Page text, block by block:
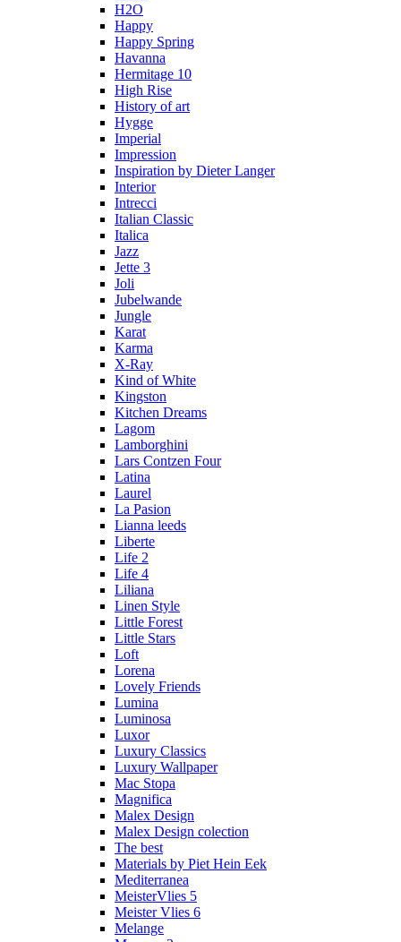
H2O
Happy
Happy Spring
Havanna
Hermitage 10
High Rise
History of art
Hygge
Imperial
Impression
Inspiration by Dieter Langer
Interior
Intrecci
Italian Classic
Italica
Jazz
Jette 3
Joli
Jubelwande
Jungle
Karat
Karma
Х-Ray
Kind of White
Kingston
Kitchen Dreams
Lagom
Lamborghini
Lars Contzen Four
Latina
Laurel
La Pasion
Lianna leeds
Liberte
Life 2
Life 4
Liliana
Linen Style
Little Forest
Little Stars
Loft
Lorena
Lovely Friends
Lumina
Luminosa
Luxor
Luxury Classics
Luxury Wallpaper
Mac Stopa
Magnifica
Malex Design
Malex Design colection
The best
Materials by Piet Hein Eek
Mediterranea
MeisterVlies 5
Meister Vlies 6
Melange